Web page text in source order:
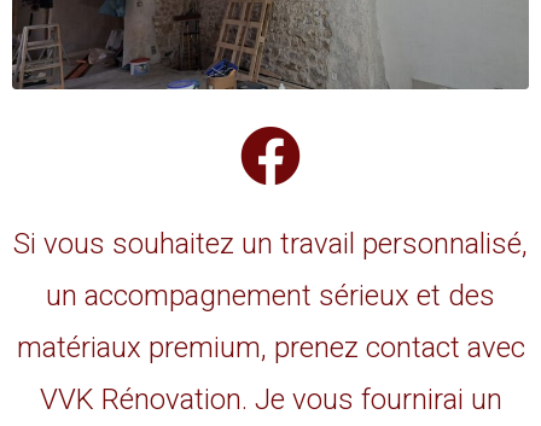
Si vous souhaitez un travail personnalisé,
un accompagnement sérieux et des
matériaux premium, prenez contact avec
VVK Rénovation. Je vous fournirai un